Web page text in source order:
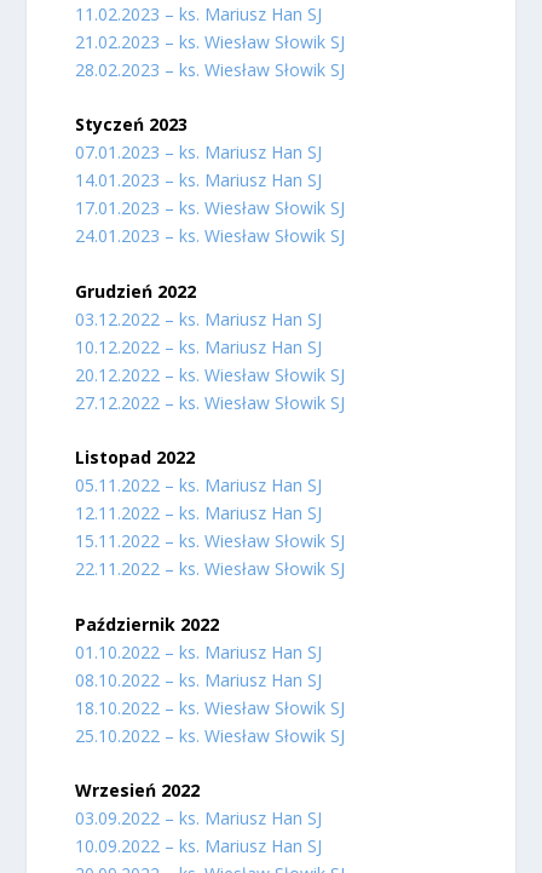
11.02.2023 – ks. Mariusz Han SJ
21.02.2023 – ks. Wiesław Słowik SJ
28.02.2023 – ks. Wiesław Słowik SJ
Styczeń 2023
07.01.2023 – ks. Mariusz Han SJ
14.01.2023 – ks. Mariusz Han SJ
17.01.2023 – ks. Wiesław Słowik SJ
24.01.2023 – ks. Wiesław Słowik SJ
Grudzień 2022
03.12.2022 – ks. Mariusz Han SJ
10.12.2022 – ks. Mariusz Han SJ
20.12.2022 – ks. Wiesław Słowik SJ
27.12.2022 – ks. Wiesław Słowik SJ
Listopad 2022
05.11.2022 – ks. Mariusz Han SJ
12.11.2022 – ks. Mariusz Han SJ
15.11.2022 – ks. Wiesław Słowik SJ
22.11.2022 – ks. Wiesław Słowik SJ
Październik 2022
01.10.2022 – ks. Mariusz Han SJ
08.10.2022 – ks. Mariusz Han SJ
18.10.2022 – ks. Wiesław Słowik SJ
25.10.2022 – ks. Wiesław Słowik SJ
Wrzesień 2022
03.09.2022 – ks. Mariusz Han SJ
10.09.2022 – ks. Mariusz Han SJ